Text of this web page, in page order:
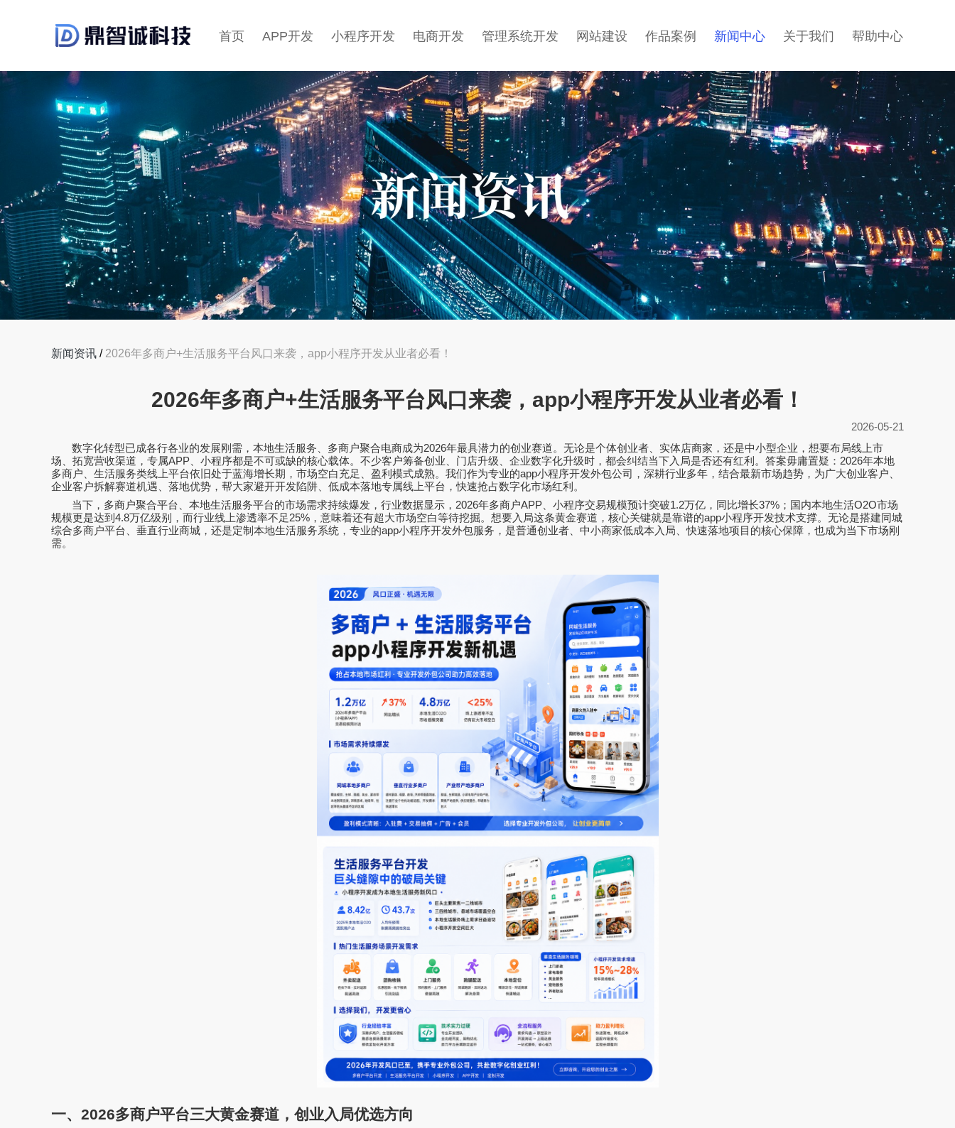
首页 APP开发 小程序开发 电商开发 管理系统开发 网站建设 作品案例 新闻中心 关于我们 帮助中心
新闻资讯 / 2026年多商户+生活服务平台风口来袭，app小程序开发从业者必看！
2026年多商户+生活服务平台风口来袭，app小程序开发从业者必看！
2026-05-21
数字化转型已成各行各业的发展刚需，本地生活服务、多商户聚合电商成为2026年最具潜力的创业赛道。无论是个体创业者、实体店商家，还是中小型企业，想要布局线上市
场、拓宽营收渠道，专属APP 、小程序都是不可或缺的核心载体。不少客户筹备创业、门店升级、企业数字化升级时，都会纠结当下入局是否还有红利。答案毋庸置疑： 2026年本地
多商户、生活服务类线上平台依旧处于蓝海增长期，市场空白充足、盈利模式成熟。我们作为专业的app小程序开发外包公司，深耕行业多年，结合最新市场趋势，为广大创业客户、
企业客户拆解赛道机遇、落地优势，帮大家避开开发陷阱、低成本落地专属线上平台，快速抢占数字化市场红利。
当下，多商户聚合平台、本地生活服务平台的市场需求持续爆发，行业数据显示， 2026年多商户APP 、小程序交易规模预计突破1.2万亿，同比增长37% ；国内本地生活O2O市场
规模更是达到 4.8万亿级别，而行业线上渗透率不足25% ，意味着还有超大市场空白等待挖掘。想要入局这条黄金赛道，核心关键就是靠谱的app小程序开发技术支撑。无论是搭建同城
综合多商户平台、垂直行业商城，还是定制本地生活服务系统，专业的app小程序开发外包服务，是普通创业者、中小商家低成本入局、快速落地项目的核心保障，也成为当下市场刚
需。
一、 2026多商户平台三大黄金赛道，创业入局优选方向